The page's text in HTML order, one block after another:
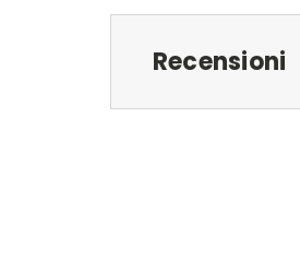
Recensioni